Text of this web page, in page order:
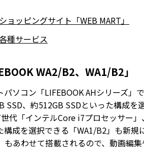
ョッピングサイト「WEB MART」
種サービス
WA2/B2、WA1/B2」
パソコン「LIFEBOOK AHシリーズ
SSD、約512GB SSDといった構成
代「インテルCore i7プロセッサー
構成を選択できる「WA1/B2」も新
もあわせて搭載されるので、動画編